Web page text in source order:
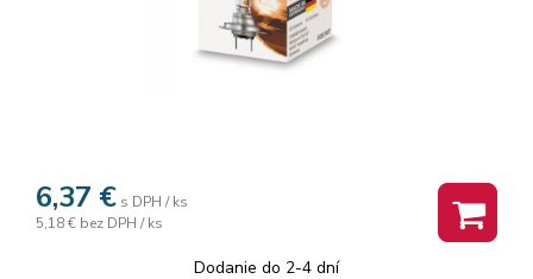
6,37 € s DPH / ks
5,18 € bez DPH / ks
Dodanie do 2-4 dní